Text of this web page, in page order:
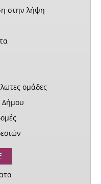
στην λήψη
ομάδες
Δήμου